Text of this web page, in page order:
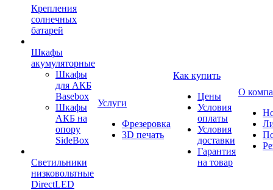
Крепления
солнечных
батарей
Шкафы
акумуляторные
Шкафы
для АКБ
Basebox
Шкафы
АКБ на
опору
SideBox
Светильники
низковольтные
DirectLED
Услуги
Фрезеровка
3D печать
Как купить
Цены
Условия
оплаты
Условия
доставки
Гарантия
на товар
О